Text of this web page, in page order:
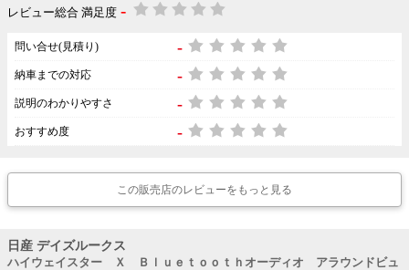
レビュー総合 満足度 -
問い合せ(見積り) -
納車までの対応 -
説明のわかりやすさ -
おすすめ度 -
この販売店のレビューをもっと見る
日産 デイズルークス
ハイウェイスター Ｘ Ｂｌｕｅｔｏｏｔｈオーディオ アラウンドビュ